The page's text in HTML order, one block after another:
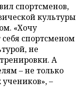
спортсменов,
культуры
«Хочу
спортсменом
не
А
– не только
–